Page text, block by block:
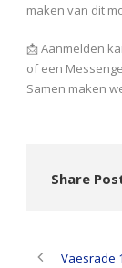
maken van dit
📩 Aanmelden
of een
Samen maken
Share
Vaesrade